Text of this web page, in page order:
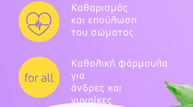
Καθαρισμός
και επούλωση
του σώματος
Καθολική φόρμουλα
για
άνδρες και
γυναίκες